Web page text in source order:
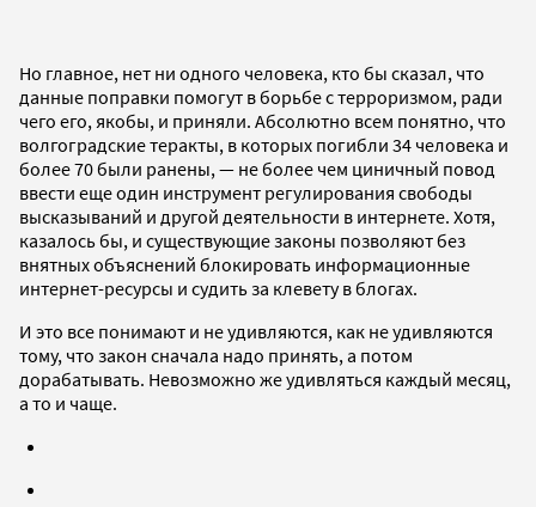
Но главное, нет ни одного человека, кто бы сказал, что
данные поправки помогут в борьбе с терроризмом, ради
чего его, якобы, и приняли. Абсолютно всем понятно, что
волгоградские теракты, в которых погибли 34 человека и
более 70 были ранены, — не более чем циничный повод
ввести еще один инструмент регулирования свободы
высказываний и другой деятельности в интернете. Хотя,
казалось бы, и существующие законы позволяют без
внятных объяснений блокировать информационные
интернет-ресурсы и судить за клевету в блогах.
И это все понимают и не удивляются, как не удивляются
тому, что закон сначала надо принять, а потом
дорабатывать. Невозможно же удивляться каждый месяц,
а то и чаще.